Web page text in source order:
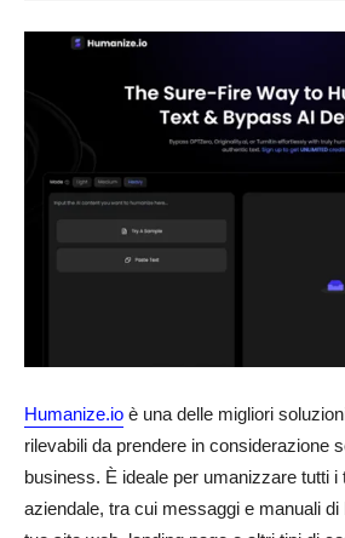
Humanize.io è una delle migliori
rilevabili da prendere in considerazione
business. È ideale per umanizzare tutti i
aziendale, tra cui messaggi e manuali di